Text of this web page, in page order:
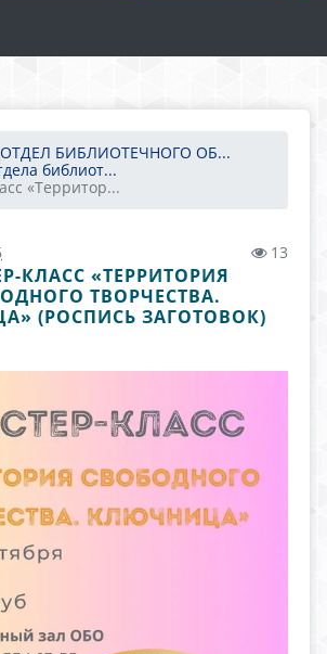
ОТДЕЛ БИБЛИОТЕЧНОГО ОБ...
библиот...
«Территор...
13
КЛАСС «ТЕРРИТОРИЯ
ТВОРЧЕСТВА.
(РОСПИСЬ ЗАГОТОВОК)